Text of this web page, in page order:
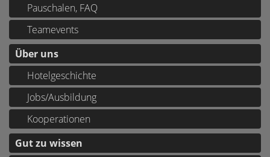
Pauschalen, FAQ
Teamevents
Über uns
Hotelgeschichte
Jobs/Ausbildung
Kooperationen
Gut zu wissen